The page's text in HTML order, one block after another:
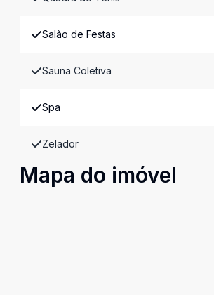
Salão de Festas
Sauna Coletiva
Spa
Zelador
Mapa do imóvel